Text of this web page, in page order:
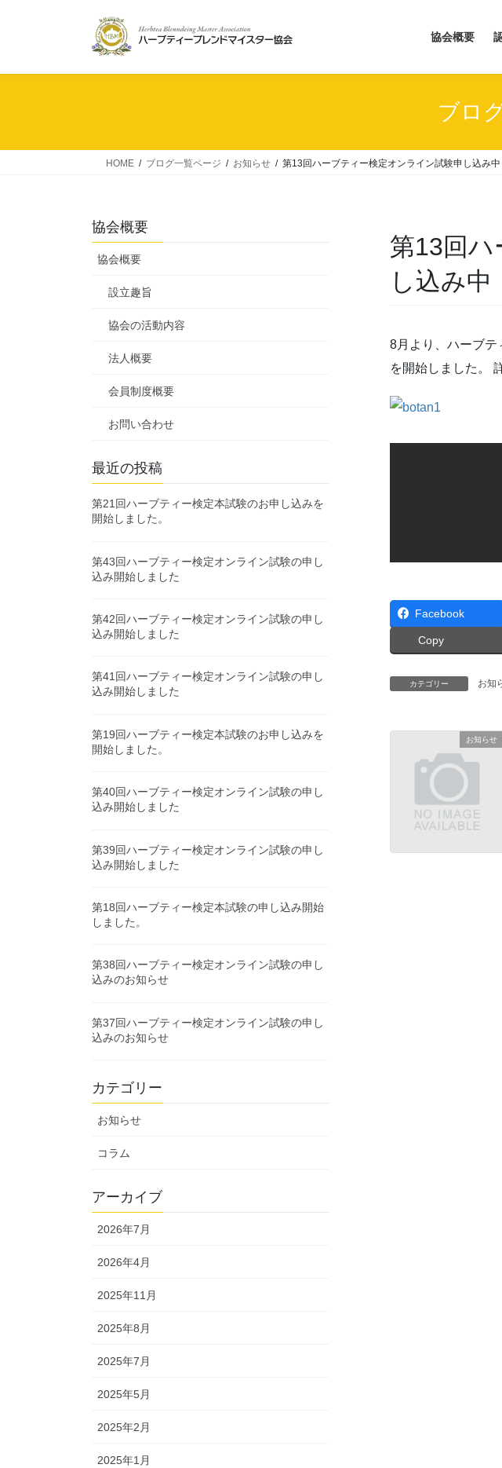
協会概要
ブロ
HOME ブログ一覧ページ お知らせ 第13回ハーブティー検定オンライン試験申し込み中
第13回ハ
し込み中
8月より、ハーブテ
を開始しました。
Facebook
Copy
カテゴリー お知
お知らせ
協会概要
協会概要
設立趣旨
協会の活動内容
法人概要
会員制度概要
お問い合わせ
最近の投稿
第21回ハーブティー検定本試験のお申し込みを
開始しました。
第43回ハーブティー検定オンライン試験の申し
込み開始しました
第42回ハーブティー検定オンライン試験の申し
込み開始しました
第41回ハーブティー検定オンライン試験の申し
込み開始しました
第19回ハーブティー検定本試験のお申し込みを
開始しました。
第40回ハーブティー検定オンライン試験の申し
込み開始しました
第39回ハーブティー検定オンライン試験の申し
込み開始しました
第18回ハーブティー検定本試験の申し込み開始
しました。
第38回ハーブティー検定オンライン試験の申し
込みのお知らせ
第37回ハーブティー検定オンライン試験の申し
込みのお知らせ
カテゴリー
お知らせ
コラム
アーカイブ
2026年7月
2026年4月
2025年11月
2025年8月
2025年7月
2025年5月
2025年2月
2025年1月